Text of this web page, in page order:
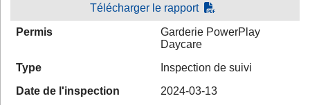
Télécharger le rapport
Permis
Garderie PowerPlay
Daycare
Type
Inspection de suivi
Date de l'inspection
2024-03-13